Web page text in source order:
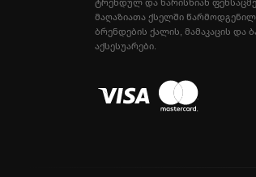
ᲛᲐᲦᲐᲖᲘᲐᲗᲐ ᲥᲡᲔᲚᲨᲘ
ᲑᲠᲔᲜᲓᲔᲑᲘᲡ ᲥᲐᲚᲘᲡ, ᲛᲐᲛᲐᲙᲐᲪᲘᲡ ᲓᲐ
ᲐᲥᲡᲔᲡᲣᲐᲠᲔᲑᲘ.